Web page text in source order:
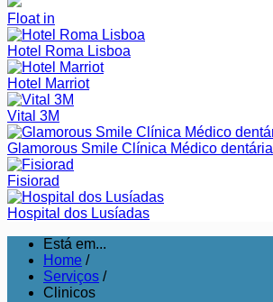
Float in
Hotel Roma Lisboa
Hotel Marriot
Vital 3M
Glamorous Smile Clínica Médico dentária
Fisiorad
Hospital dos Lusíadas
Está em...
Home /
Serviços /
Clinicos